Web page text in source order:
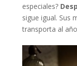
especiales?
sigue igual. Sus
transporta al